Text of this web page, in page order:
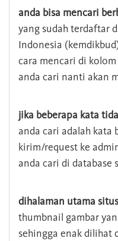
anda bisa mencari
yang sudah terdaftar
Indonesia
cara mencari di
anda cari nanti akan
jika beberapa kata
anda cari adalah kata
kirim/request ke
anda cari di database
dihalaman utama
thumbnail gambar
sehingga enak dilihat